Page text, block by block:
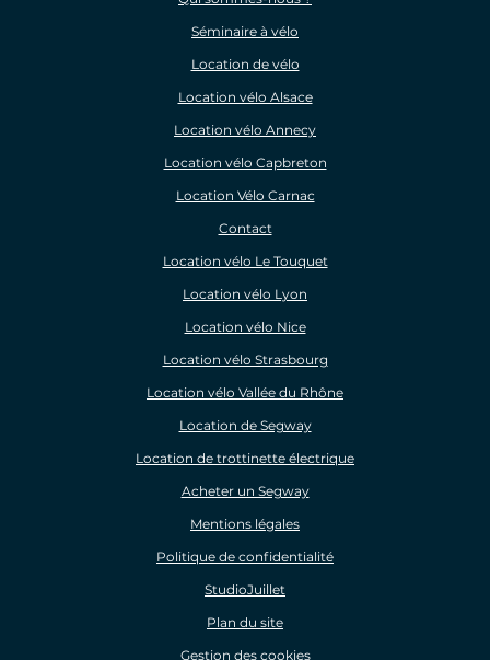
Séminaire à vélo
Location de vélo
Location vélo Alsace
Location vélo Annecy
Location vélo Capbreton
Location Vélo Carnac
Contact
Location vélo Le Touquet
Location vélo Lyon
Location vélo Nice
Location vélo Strasbourg
Location vélo Vallée du Rhône
Location de Segway
Location de trottinette électrique
Acheter un Segway
Mentions légales
Politique de confidentialité
StudioJuillet
Plan du site
Gestion des cookies